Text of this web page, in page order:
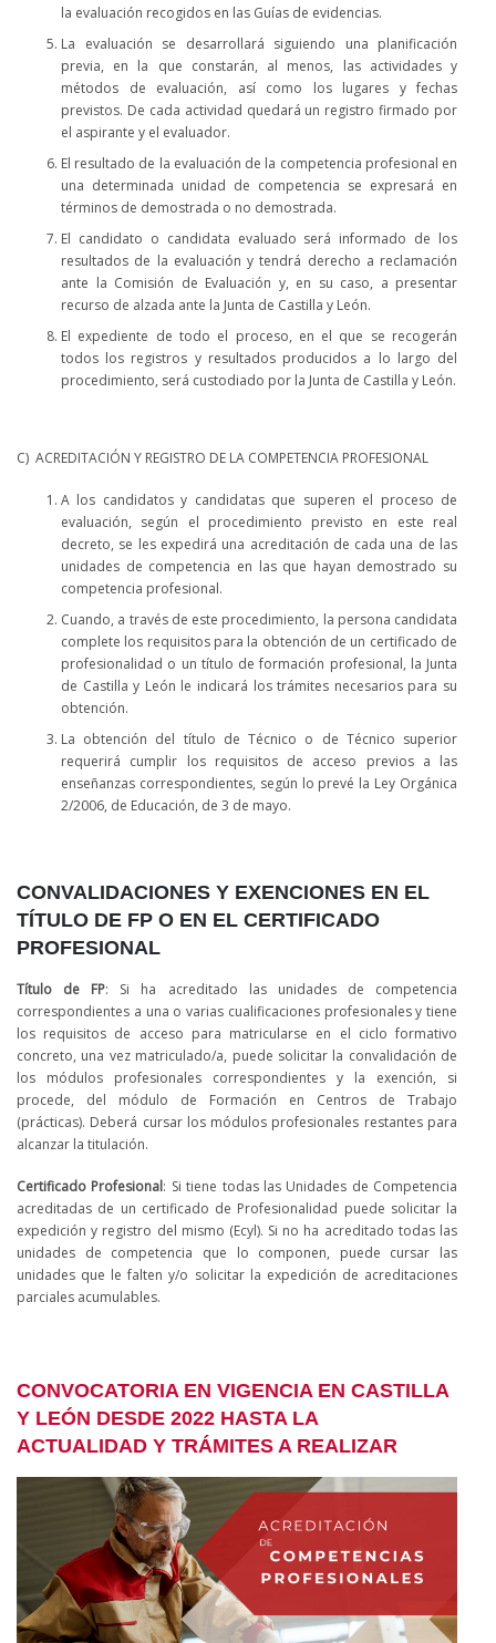
la evaluación recogidos en las Guías de evidencias.
La evaluación se desarrollará siguiendo una planificación
previa, en la que constarán, al menos, las actividades y
métodos de evaluación, así como los lugares y fechas
previstos. De cada actividad quedará un registro firmado por
el aspirante y el evaluador.
El resultado de la evaluación de la competencia profesional en
una determinada unidad de competencia se expresará en
términos de demostrada o no demostrada.
El candidato o candidata evaluado será informado de los
resultados de la evaluación y tendrá derecho a reclamación
ante la Comisión de Evaluación y, en su caso, a presentar
recurso de alzada ante la Junta de Castilla y León.
El expediente de todo el proceso, en el que se recogerán
todos los registros y resultados producidos a lo largo del
procedimiento, será custodiado por la Junta de Castilla y León.
C) ACREDITACIÓN Y REGISTRO DE LA COMPETENCIA PROFESIONAL
A los candidatos y candidatas que superen el proceso de
evaluación, según el procedimiento previsto en este real
decreto, se les expedirá una acreditación de cada una de las
unidades de competencia en las que hayan demostrado su
competencia profesional.
Cuando, a través de este procedimiento, la persona candidata
complete los requisitos para la obtención de un certificado de
profesionalidad o un título de formación profesional, la Junta
de Castilla y León le indicará los trámites necesarios para su
obtención.
La obtención del título de Técnico o de Técnico superior
requerirá cumplir los requisitos de acceso previos a las
enseñanzas correspondientes, según lo prevé la Ley Orgánica
2/2006, de Educación, de 3 de mayo.
CONVALIDACIONES Y EXENCIONES EN EL
TÍTULO DE FP O EN EL CERTIFICADO
PROFESIONAL
Título de FP: Si ha acreditado las unidades de competencia
correspondientes a una o varias cualificaciones profesionales y tiene
los requisitos de acceso para matricularse en el ciclo formativo
concreto, una vez matriculado/a, puede solicitar la convalidación de
los módulos profesionales correspondientes y la exención, si
procede, del módulo de Formación en Centros de Trabajo
(prácticas). Deberá cursar los módulos profesionales restantes para
alcanzar la titulación.
Certificado Profesional: Si tiene todas las Unidades de Competencia
acreditadas de un certificado de Profesionalidad puede solicitar la
expedición y registro del mismo (Ecyl). Si no ha acreditado todas las
unidades de competencia que lo componen, puede cursar las
unidades que le falten y/o solicitar la expedición de acreditaciones
parciales acumulables.
CONVOCATORIA EN VIGENCIA EN CASTILLA
Y LEÓN DESDE 2022 HASTA LA
ACTUALIDAD Y TRÁMITES A REALIZAR